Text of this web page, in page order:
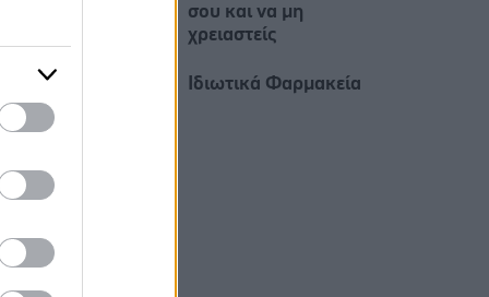
σου και να μη
χρειαστείς
Ιδιωτικά Φαρμακεία